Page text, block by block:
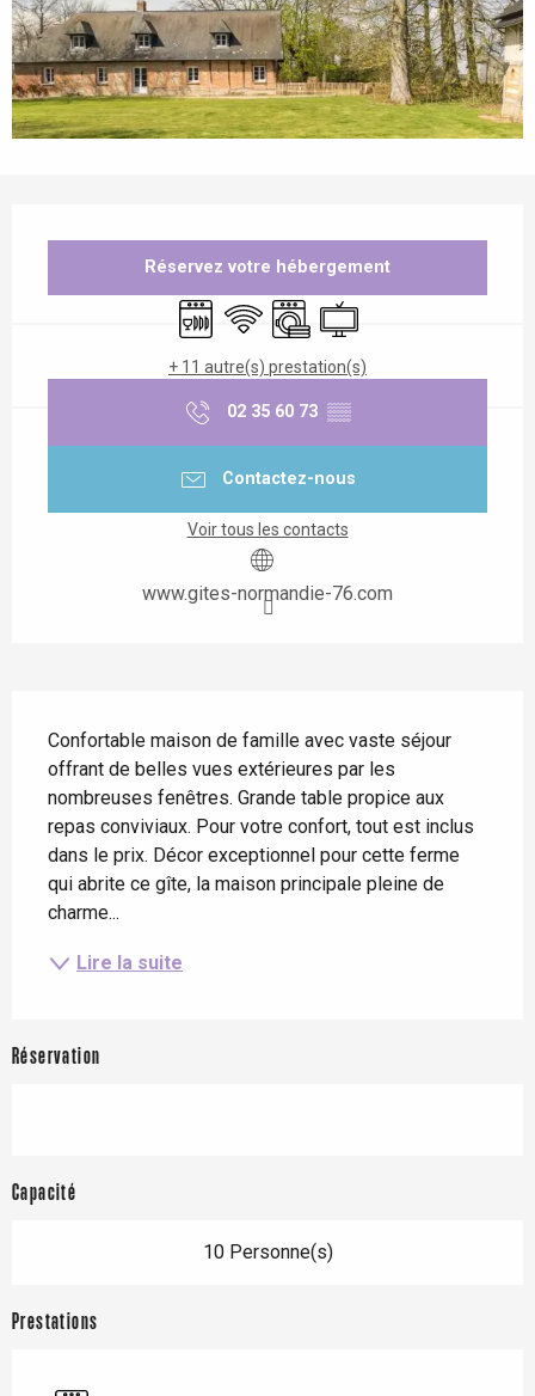
Réservez votre hébergement
Lave vaisselle
WiFi Lave lingeTélévision
+ 11 autre(s) prestation(s)
02 35 60 73 ▒▒
Contactez-nous
Voir tous les contacts
www.gites-normandie-76.com
Confortable maison de famille avec vaste séjour
offrant de belles vues extérieures par les
nombreuses fenêtres. Grande table propice aux
repas conviviaux. Pour votre confort, tout est inclus
dans le prix. Décor exceptionnel pour cette ferme
qui abrite ce gîte, la maison principale pleine de
charme...
Lire la suite
Réservation
Capacité
10 Personne(s)
Prestations